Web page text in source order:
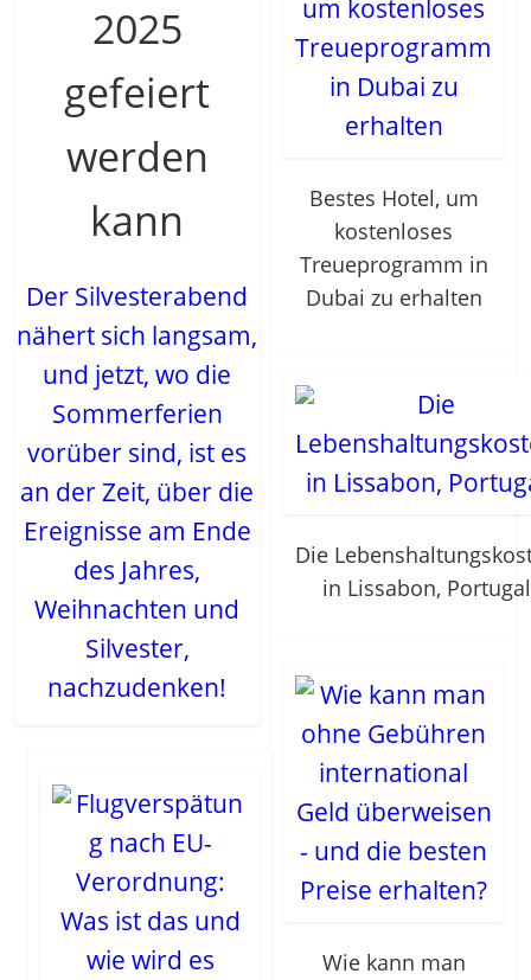
2025
gefeiert
werden
kann
Der Silvesterabend
nähert sich langsam,
und jetzt, wo die
Sommerferien
vorüber sind, ist es
an der Zeit, über die
Ereignisse am Ende
des Jahres,
Weihnachten und
Silvester,
nachzudenken!
Bestes Hotel, um
kostenloses
Treueprogramm in
Dubai zu erhalten
Die
in Lissabon, Portugal
Wie kann man